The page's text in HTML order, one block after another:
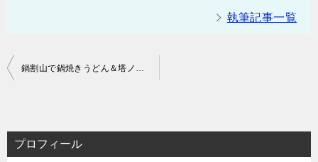
執筆記事一覧
投
ビ
ゲ
鍋割山で鍋焼きうどん＆塔ノ岳で富士山と夜景観賞 1泊2日登山（渋沢駅⇒県民の森ゲート⇒大倉バス停）
プロフィール